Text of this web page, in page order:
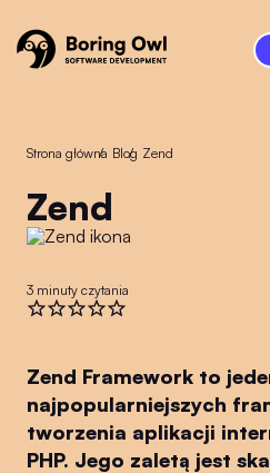
Strona główna
/ Blog
/ Zend
Zend
3 minuty czytania
Zend Framework to
najpopularniejszych
tworzenia aplikacji
PHP. Jego zaletą jest